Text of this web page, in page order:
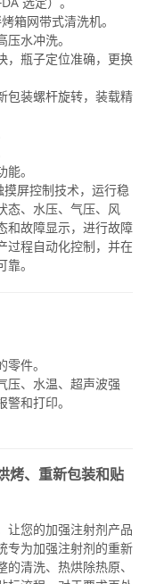
箱网带式清洗机。
水冲洗。
，瓶子定位准确，更换
包装螺杆旋转，装载精
。
屏控制技术，运行稳
态、水压、气压、风
和故障显示，进行故障
过程自动化控制，并在
。
件。
压、水温、超声波强
和打印。
烤、重新包装和贴
让您的加强注射剂产品
专为加强注射剂的重新
清洗、热烘除热原、